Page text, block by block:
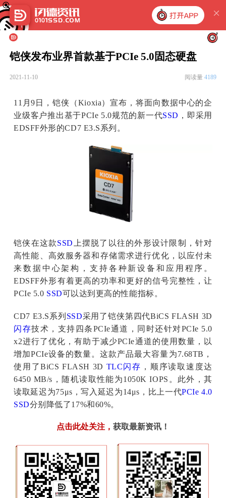
铠侠发布业界首款基于PCIe 5.0固态硬盘
2021-11-10 阅读量 4189
11月9日，铠侠（Kioxia）宣布，将面向数据中心的企
业级客户推出基于PCIe 5.0规范的新一代SSD ，即采用
EDSFF外形的CD7 E3.S系列。
铠侠在这款SSD
上摆脱了以往的外形设计限制，针对
高性能、高效服务器和存储需求进行优化，以应付未
来数据中心架构，支持各种新设备和应用程序。
EDSFF外形有着更高的功率和更好的信号完整性，让
PCIe 5.0 SSD可以达到更高的性能指标。
CD7 E3.S系列 SSD采用了铠侠第四代BiCS FLASH 3D
闪存技术，支持四条PCIe通道，同时还针对PCIe 5.0
x2进行了优化，有助于减少PCIe通道的使用数量，以
增加PCIe设备的数量。这款产品最大容量为7.68TB，
使用了BiCS FLASH 3D TLC闪存 ，顺序读取速度达
6450 MB/s，随机读取性能为1050K IOPS。此外，其
读取延迟为75μs，写入延迟为14μs，比上一代PCIe 4.0
SSD分别降低了17%和60%。
点击此处关注， 获取最新资讯！